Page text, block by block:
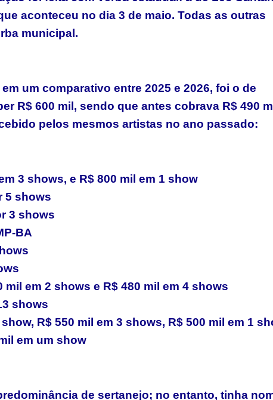
aconteceu no dia 3 de maio. Todas as outras
municipal.
um comparativo entre 2025 e 2026, foi o de
R$ 600 mil, sendo que antes cobrava R$ 490
pelos mesmos artistas no ano passado:
3 shows, e R$ 800 mil em 1 show
5 shows
3 shows
BA
mil em 2 shows e R$ 480 mil em 4 shows
shows
R$ 550 mil em 3 shows, R$ 500 mil em 1
em um show
de sertanejo; no entanto, tinha